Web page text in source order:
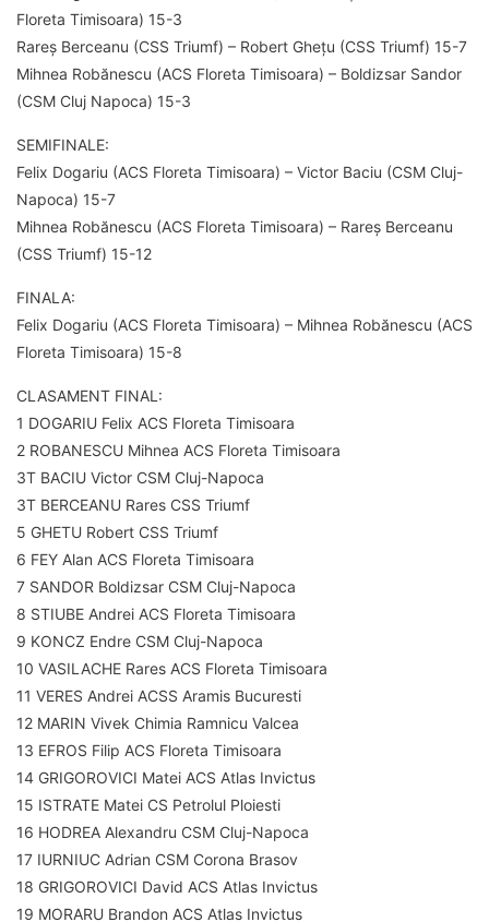
Floreta Timisoara) 15-3
Rareș Berceanu (CSS Triumf) – Robert Ghețu (CSS Triumf) 15-7
Mihnea Robănescu (ACS Floreta Timisoara) – Boldizsar Sandor
(CSM Cluj Napoca) 15-3
SEMIFINALE:
Felix Dogariu (ACS Floreta Timisoara) – Victor Baciu (CSM Cluj-
Napoca) 15-7
Mihnea Robănescu (ACS Floreta Timisoara) – Rareș Berceanu
(CSS Triumf) 15-12
FINALA:
Felix Dogariu (ACS Floreta Timisoara) – Mihnea Robănescu (ACS
Floreta Timisoara) 15-8
CLASAMENT FINAL:
1 DOGARIU Felix ACS Floreta Timisoara
2 ROBANESCU Mihnea ACS Floreta Timisoara
3T BACIU Victor CSM Cluj-Napoca
3T BERCEANU Rares CSS Triumf
5 GHETU Robert CSS Triumf
6 FEY Alan ACS Floreta Timisoara
7 SANDOR Boldizsar CSM Cluj-Napoca
8 STIUBE Andrei ACS Floreta Timisoara
9 KONCZ Endre CSM Cluj-Napoca
10 VASILACHE Rares ACS Floreta Timisoara
11 VERES Andrei ACSS Aramis Bucuresti
12 MARIN Vivek Chimia Ramnicu Valcea
13 EFROS Filip ACS Floreta Timisoara
14 GRIGOROVICI Matei ACS Atlas Invictus
15 ISTRATE Matei CS Petrolul Ploiesti
16 HODREA Alexandru CSM Cluj-Napoca
17 IURNIUC Adrian CSM Corona Brasov
18 GRIGOROVICI David ACS Atlas Invictus
19 MORARU Brandon ACS Atlas Invictus